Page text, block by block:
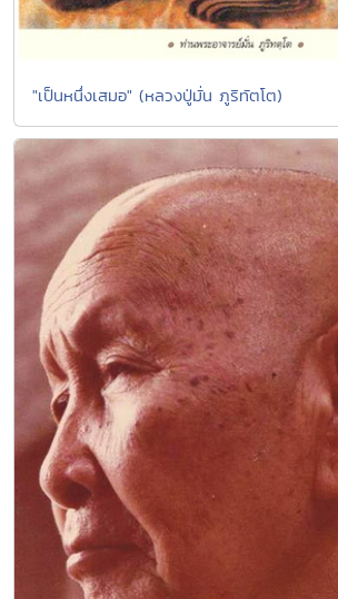
"เป็นหนึ่งเสมอ" (หลวงปู่มั่น ภูริทัตโต)